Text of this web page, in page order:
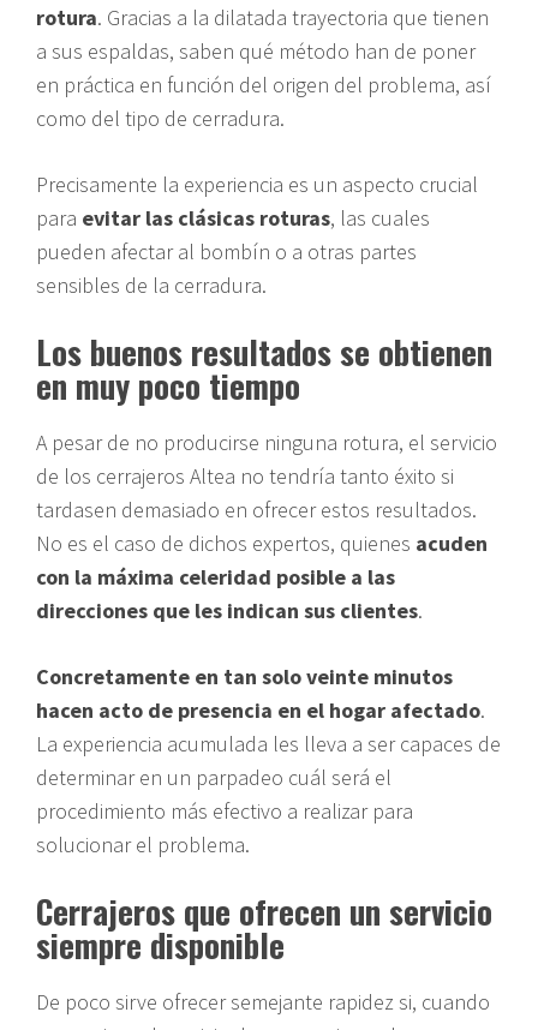
rotura. Gracias a la dilatada trayectoria que tienen
a sus espaldas, saben qué método han de poner
en práctica en función del origen del problema, así
como del tipo de cerradura.
Precisamente la experiencia es un aspecto crucial
para evitar las clásicas roturas, las cuales
pueden afectar al bombín o a otras partes
sensibles de la cerradura.
Los buenos resultados se obtienen
en muy poco tiempo
A pesar de no producirse ninguna rotura, el servicio
de los cerrajeros Altea no tendría tanto éxito si
tardasen demasiado en ofrecer estos resultados.
No es el caso de dichos expertos, quienes acuden
con la máxima celeridad posible a las
direcciones que les indican sus clientes.
Concretamente en tan solo veinte minutos
hacen acto de presencia en el hogar afectado.
La experiencia acumulada les lleva a ser capaces de
determinar en un parpadeo cuál será el
procedimiento más efectivo a realizar para
solucionar el problema.
Cerrajeros que ofrecen un servicio
siempre disponible
De poco sirve ofrecer semejante rapidez si, cuando